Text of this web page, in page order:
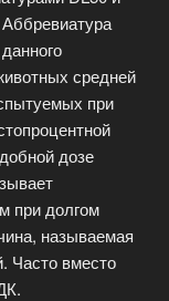
средней
при
дозе
при долгом
называемая
Часто вместо